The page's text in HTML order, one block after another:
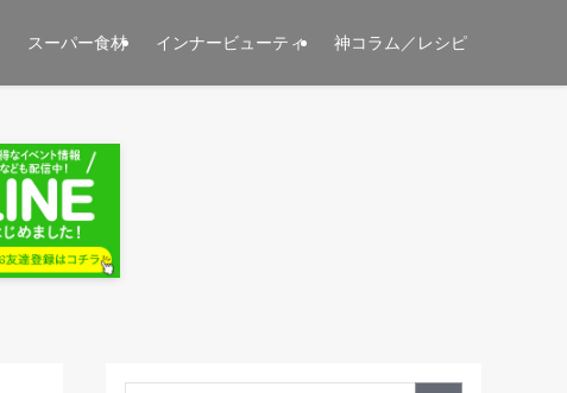
スーパー食材 インナービューティ 神コラム／レシピ